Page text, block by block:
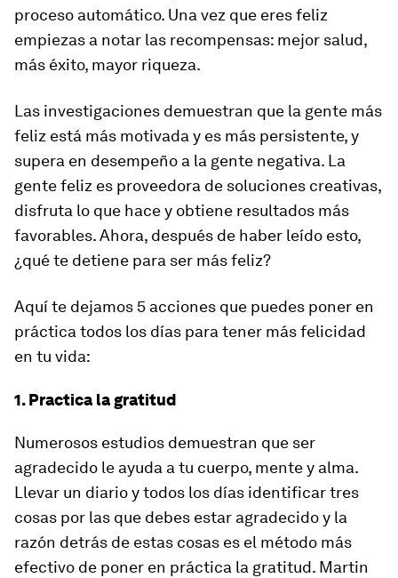
proceso automático. Una vez que eres feliz
empiezas a notar las recompensas: mejor salud,
más éxito, mayor riqueza.
Las investigaciones demuestran que la gente más
feliz está más motivada y es más persistente, y
supera en desempeño a la gente negativa. La
gente feliz es proveedora de soluciones creativas,
disfruta lo que hace y obtiene resultados más
favorables. Ahora, después de haber leído esto,
¿qué te detiene para ser más feliz?
Aquí te dejamos 5 acciones que puedes poner en
práctica todos los días para tener más felicidad
en tu vida:
1. Practica la gratitud
Numerosos estudios demuestran que ser
agradecido le ayuda a tu cuerpo, mente y alma.
Llevar un diario y todos los días identificar tres
cosas por las que debes estar agradecido y la
razón detrás de estas cosas es el método más
efectivo de poner en práctica la gratitud. Martin